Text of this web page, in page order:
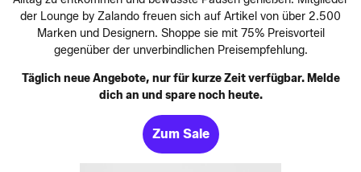
der Lounge by Zalando freuen sich auf Artikel von über 2.500
Marken und Designern. Shoppe sie mit 75% Preisvorteil
gegenüber der unverbindlichen Preisempfehlung.
Täglich neue Angebote, nur für kurze Zeit verfügbar. Melde
dich an und spare noch heute.
Zum Sale